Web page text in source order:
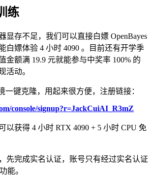
练
显存不足，我们可以直接白嫖 OpenBayes
白嫖体验 4 小时 4090 。目前还有开学季
金额满 19.9 元就能参与中奖率 100% 的
活动。
一键克隆，用起来很方便，注册链接：
console/signup?r=JackCuiAI_R3mZ
以获得 4 小时 RTX 4090 + 5 小时 CPU 免
先完成实名认证，账号只有经过实名认证
能。